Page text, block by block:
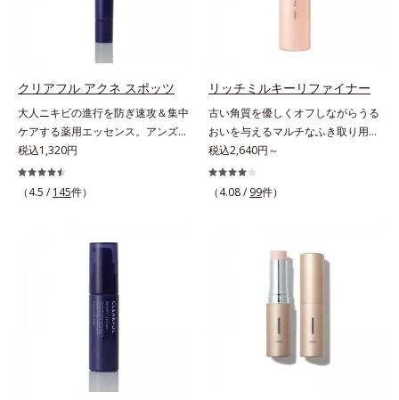
ーストステップのこと*4 細胞間脂
ミ・ソバカスを防ぐ美白有効成分を
リチン酸2K各商品の詳しい情報は商
BEAUTY夏祭りは、こちら
ンバー グロウプレセラム」は、オ
肌をやわらかくしながら角層まで浸
透。ADセラミドミックスが肌をす
こやかに整え、うるおいを蓄える肌
とで、あとのオールインワンクリー
ムの肌なじみを高め、うるおいとツ
ヤのある肌を叶えます。*1 肌にハ
リを与え若々しい印象*2 スクワラ
ン、トリ（カプリル酸／カプリン
タつかず、みずみずしさとなめらか
す。気になるスポットにご使用くだ
着のある肌ではなく、ニキビが治っ
とです。*2 日焼けによるメラニン
の生成を抑え、シミ・ソバカスを防
ぐ。ニキビ・肌荒れを防ぐ。保湿ケ
アのこと。*3 L-アスコルビン酸 2-
グルコシド、リン酸L-アスコルビン
クリアフル アクネ スポッツ
大人ニキビの進行を防ぎ速攻＆集中
ケアする薬用エッセンス。アンズ果
汁が角層をやわらかくほぐして、毛
穴づまりを防ぎ、薬用成分を素早く
浸透させます。さらにイオウ、グリ
ます。気になる部分にピタッと密着
する半透明ジェルタイプです。ま
た、メイクの上からでもご使用いた
税込1,320円
（4.5 / 145件）
リッチミルキーリファイナー
古い角質を優しくオフしながらうる
おいを与えるマルチなふき取り用美
容液。ごわつき、黄ぐすみなど、さ
まざまな年齢肌悩みに関わる角層の
糖化。角層が糖化する前に(*)やさし
イル成分が優しくほぐしてからふき
スイートとユズセラミドがうるおい
を届けると、くもりのないクリアな
肌に。さらにうるおいをキャッチし
て蓄える水性ヴェールを肌の上に形
税込2,640円～
（4.08 / 99件）